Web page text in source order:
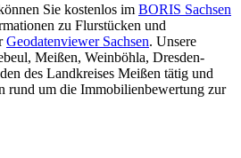
Sie kostenlos im BORIS Sachsen
zu Flurstücken und
Geodatenviewer Sachsen. Unsere
Meißen, Weinböhla, Dresden-
des Landkreises Meißen tätig und
rund um die Immobilienbewertung zur